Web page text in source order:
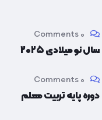
0 Comments
سال نو میلادی 2025
0 Comments
دوره پایه تربیت معلم